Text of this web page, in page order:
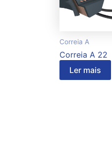
Correia A
Correia A 22
Ler mais